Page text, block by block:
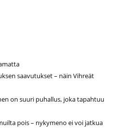
saavutukset – näin Vihreät
on suuri puhallus, joka tapahtuu
pois – nykymeno ei voi jatkua